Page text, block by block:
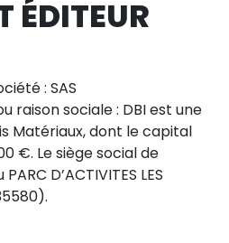
ÉDITEUR
: SAS
raison sociale : DBI est une
Matériaux, dont le capital
€. Le siège social de
D’ACTIVITES LES